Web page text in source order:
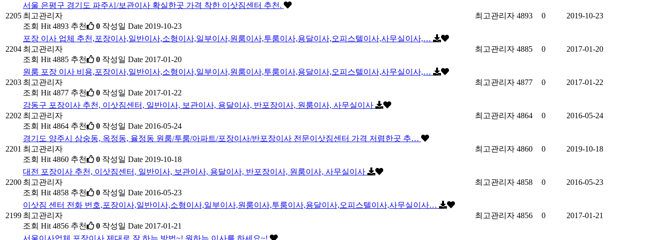
2205
서울 은평구 경기도 파주시/보관이사 확실한곳 가격 착한 이삿짐센터 추천.
최고관리자
조회 Hit 4893 추천 0 작성일 Date 2019-10-23
최고관리자 4893 0 2019-10-23
2204
포장 이사 업체 추천,포장이사,일반이사,소형이사,일부이사,원룸이사,투룸이사,용달이사,오피스텔이사,사무실이사,…
최고관리자
조회 Hit 4885 추천 0 작성일 Date 2017-01-20
최고관리자 4885 0 2017-01-20
2203
원룸 포장 이사 비용,포장이사,일반이사,소형이사,일부이사,원룸이사,투룸이사,용달이사,오피스텔이사,사무실이사,…
최고관리자
조회 Hit 4877 추천 0 작성일 Date 2017-01-22
최고관리자 4877 0 2017-01-22
2202
강동구 포장이사 추천, 이삿짐센터, 일반이사, 보관이사, 용달이사, 반포장이사, 원룸이사, 사무실이사
최고관리자
조회 Hit 4864 추천 0 작성일 Date 2016-05-24
최고관리자 4864 0 2016-05-24
2201
경기도 양주시 삼숭동, 옥정동, 율정동 원룸/투룸/아파트/포장이사/반포장이사 전문이삿짐센터 가격 저렴한곳 추…
최고관리자
조회 Hit 4860 추천 0 작성일 Date 2019-10-18
최고관리자 4860 0 2019-10-18
2200
대전 포장이사 추천, 이삿짐센터, 일반이사, 보관이사, 용달이사, 반포장이사, 원룸이사, 사무실이사
최고관리자
조회 Hit 4858 추천 0 작성일 Date 2016-05-23
최고관리자 4858 0 2016-05-23
2199
이삿짐 센터 전화 번호,포장이사,일반이사,소형이사,일부이사,원룸이사,투룸이사,용달이사,오피스텔이사,사무실이사…
최고관리자
조회 Hit 4856 추천 0 작성일 Date 2017-01-21
최고관리자 4856 0 2017-01-21
서울이사업체,포장이사 제대로 잘 하는 방법~! 원하는 이사를 하세요~!